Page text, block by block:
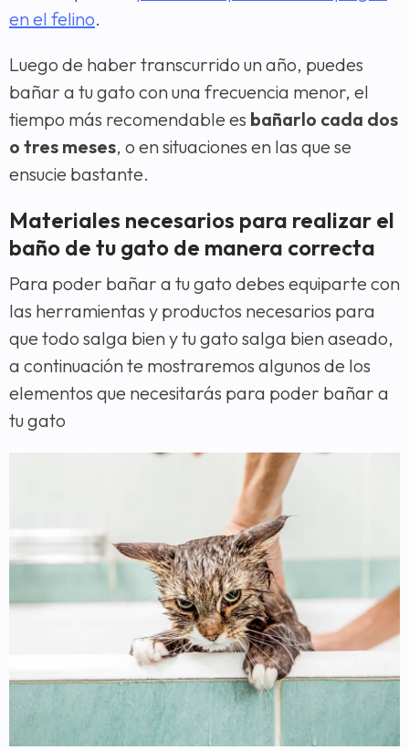
en el felino.
Luego de haber transcurrido un año, puedes
bañar a tu gato con una frecuencia menor, el
tiempo más recomendable es bañarlo cada dos
o tres meses, o en situaciones en las que se
ensucie bastante.
Materiales necesarios para realizar el
baño de tu gato de manera correcta
Para poder bañar a tu gato debes equiparte con
las herramientas y productos necesarios para
que todo salga bien y tu gato salga bien aseado,
a continuación te mostraremos algunos de los
elementos que necesitarás para poder bañar a
tu gato